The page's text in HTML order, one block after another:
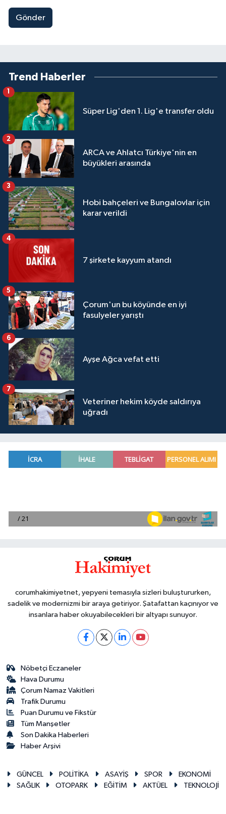
Gönder
Trend Haberler
Süper Lig'den 1. Lig'e transfer oldu
1
ARCA ve Ahlatcı Türkiye'nin en
büyükleri arasında
2
Hobi bahçeleri ve Bungalovlar için
karar verildi
3
7 şirkete kayyum atandı
4
Çorum'un bu köyünde en iyi
fasulyeler yarıştı
5
Ayşe Ağca vefat etti
6
Veteriner hekim köyde saldırıya
uğradı
7
corumhakimiyetnet, yepyeni temasıyla sizleri buluştururken,
sadelik ve modernizmi bir araya getiriyor. Şatafattan kaçınıyor ve
insanlara haber okuyabilecekleri bir altyapı sunuyor.
Nöbetçi Eczaneler
Hava Durumu
Çorum Namaz Vakitleri
Trafik Durumu
Puan Durumu ve Fikstür
Tüm Manşetler
Son Dakika Haberleri
Haber Arşivi
GÜNCEL POLİTİKA ASAYİŞ SPOR
EKONOMİ
SAĞLIK
OTOPARK EĞİTİM AKTÜEL TEKNOLOJİ